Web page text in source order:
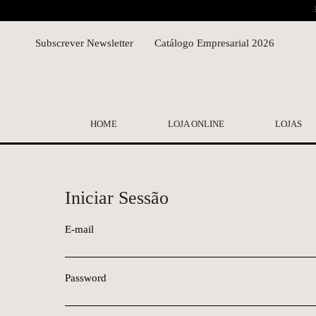
Subscrever Newsletter Catálogo Empresarial 2026
HOME LOJA ONLINE LOJAS
Iniciar Sessão
E-mail
Password